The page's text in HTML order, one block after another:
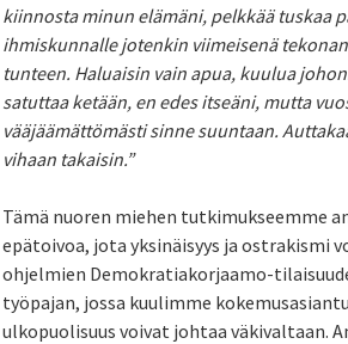
kiinnosta minun elämäni, pelkkää tuskaa
ihmiskunnalle jotenkin viimeisenä
tunteen. Haluaisin vain apua, kuulua
satuttaa ketään, en edes itseäni, mutta
vääjäämättömästi sinne suuntaan.
vihaan takaisin.”
Tämä nuoren miehen tutkimukseemme
epätoivoa, jota yksinäisyys ja ostrakismi
ohjelmien Demokratiakorjaamo-
työpajan, jossa kuulimme
ulkopuolisuus voivat johtaa väkivaltaan.